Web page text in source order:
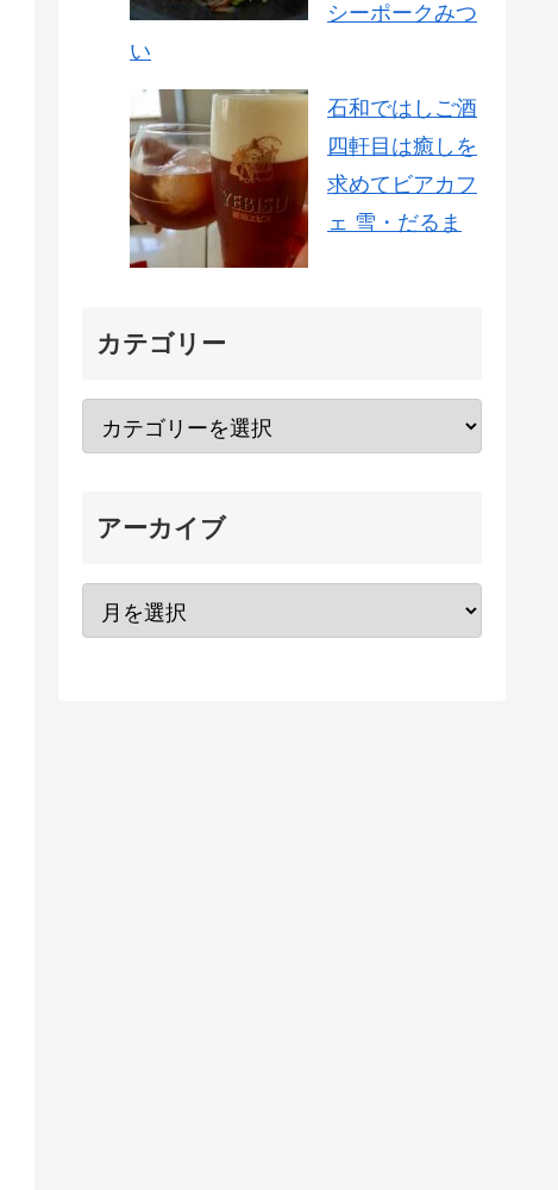
シーポークみつ
い
石和ではしご酒
四軒目は癒しを
求めてビアカフ
ェ 雪・だるま
カテゴリー
アーカイブ